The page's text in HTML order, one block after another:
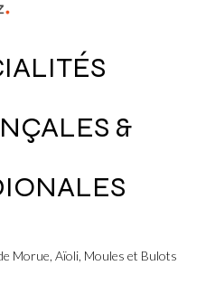
&
Morue, Aïoli, Moules et Bulots